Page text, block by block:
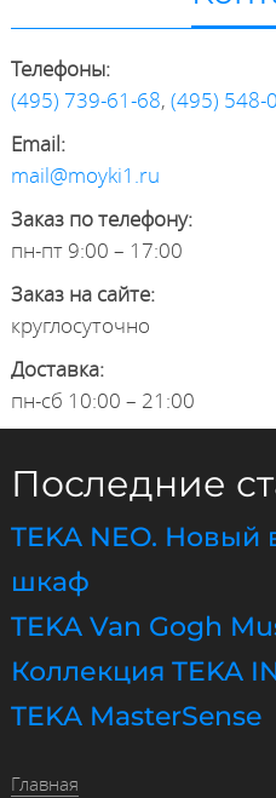
Телефоны:
(495) 739-61-68, (495) 548-
Email:
mail@moyki1.ru
Заказ по телефону:
пн-пт 9:00 – 17:00
Заказ на сайте:
круглосуточно
Доставка:
пн-сб 10:00 – 21:00
Последние
TEKA NEO. Новый
шкаф
TEKA Van Gogh
Коллекция TEKA
TEKA MasterSense
Главная